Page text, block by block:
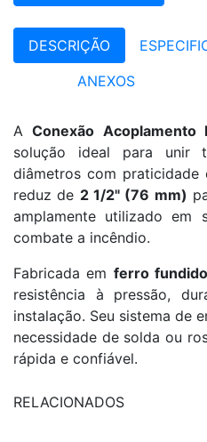
DESCRIÇÃO
ANEXOS
AConexão Acoplamento
solução ideal para unir
diâmetros com praticidade
reduz de 2 1/2" (76 mm)
amplamente utilizado em
combate a incêndio.
Fabricada em ferro
resistência à pressão,
instalação. Seu sistema de
necessidade de solda ou
rápida e confiável.
RELACIONADOS